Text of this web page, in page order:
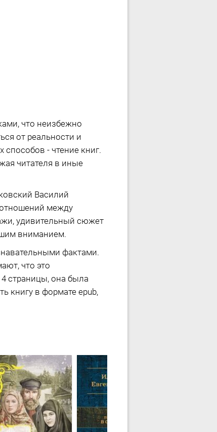
что неизбежно
от реальности и
- чтение книг.
читателя в иные
Василий
между
удивительный сюжет
вниманием.
фактами.
что это
страницы, она была
книгу в формате epub,